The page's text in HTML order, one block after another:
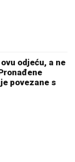
odjeću, a ne
povezane s